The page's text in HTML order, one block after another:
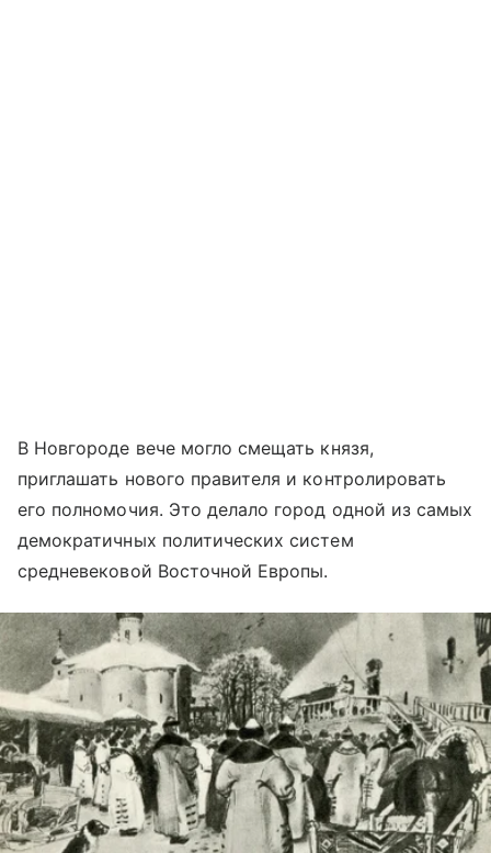
В Новгороде вече могло смещать князя,
приглашать нового правителя и контролировать
его полномочия. Это делало город одной из самых
демократичных политических систем
средневековой Восточной Европы.